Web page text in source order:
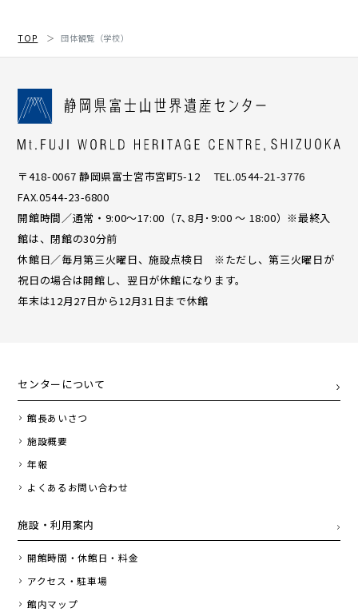
TOP 団体観覧（学校）
〒418-0067 静岡県富士宮市宮町5-12 TEL.0544-21-3776
FAX.0544-23-6800
開館時間／通常・9:00〜17:00（7､8月･9:00 ～ 18:00）※最終入
館は、閉館の30分前
休館日／毎月第三火曜日、施設点検日 ※ただし、第三火曜日が
祝日の場合は開館し、翌日が休館になります。
年末は12月27日から12月31日まで休館
センターについて
館長あいさつ
施設概要
年報
よくあるお問い合わせ
施設・利用案内
開館時間・休館日・料金
アクセス・駐車場
館内マップ